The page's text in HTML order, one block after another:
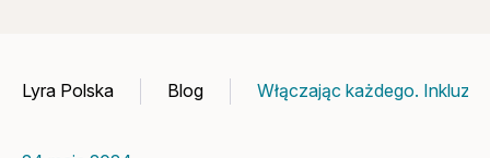
Lyra Polska Blog Włączając każdego.